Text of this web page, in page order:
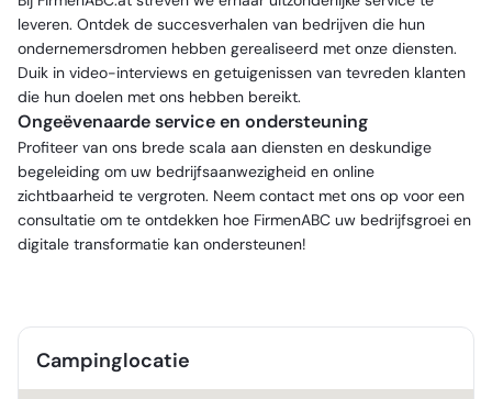
leveren. Ontdek de succesverhalen van bedrijven die hun
ondernemersdromen hebben gerealiseerd met onze diensten.
Duik in video-interviews en getuigenissen van tevreden klanten
die hun doelen met ons hebben bereikt.
Ongeëvenaarde service en ondersteuning
Profiteer van ons brede scala aan diensten en deskundige
begeleiding om uw bedrijfsaanwezigheid en online
zichtbaarheid te vergroten. Neem contact met ons op voor een
consultatie om te ontdekken hoe FirmenABC uw bedrijfsgroei en
digitale transformatie kan ondersteunen!
Campinglocatie